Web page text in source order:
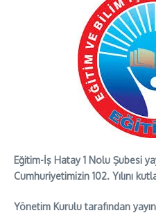
Eğitim-İş Hatay 1 Nolu Şubesi
Cumhuriyetimizin 102. Yılını
Yönetim Kurulu tarafından